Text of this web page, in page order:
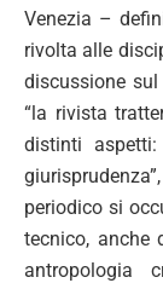
Venezia –
rivolta alle
discussione
“la rivista
distinti
periodico si
tecnico, anche
antropologia